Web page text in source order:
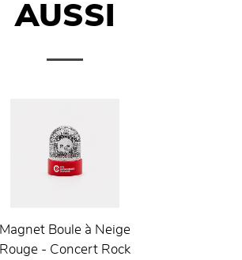
AUSSI
Magnet Boule à Neige
Rouge - Concert Rock